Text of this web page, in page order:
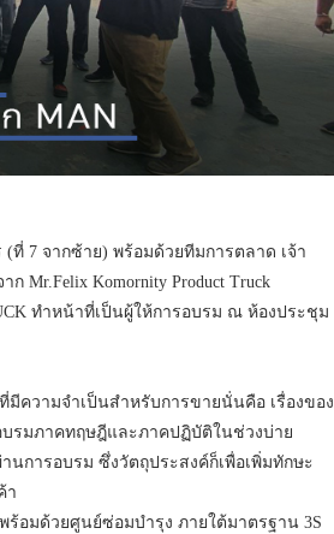
7 จากซ้าย) พร้อมด้วยทีมการตลาด เจ้า
Mr.Felix Komornity Product Truck
ทำหน้าที่เป็นผู้ให้การอบรม ณ ห้องประชุม
มีความจำเป็นสำหรับการขายนั่นคือ เรื่องของ
บรมภาคทฤษฎีและภาคปฏิบัติในช่วงบ่าย
นการอบรม ซึ่งวัตถุประสงค์ก็เพื่อเพิ่มทักษะ
า
อมด้วยศูนย์ซ่อมบำรุง ภายใต้มาตรฐาน 3S